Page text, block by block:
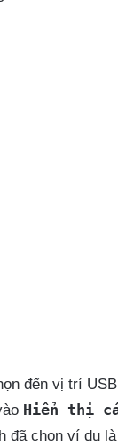
đến vị trí
Hiển thị
đã chọn ví dụ